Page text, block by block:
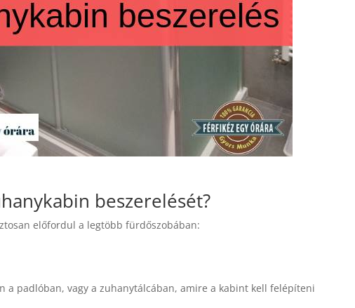
beszerelését?
előfordul a legtöbb fürdőszobában:
a padlóban, vagy a zuhanytálcában, amire a kabint kell felépíteni